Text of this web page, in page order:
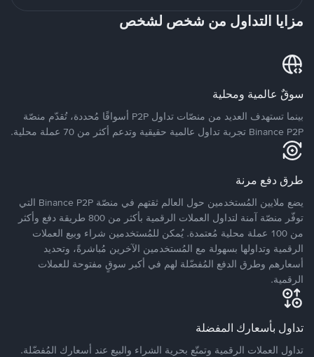
مزايا التداول من شخص لشخص
سوقٌ عالمية ومحلية
بينما تستهدف العديد من منصّات تداول P2P أسواقًا مُحددة، تُقدّم منصّة
Binance P2P تجربة تداول عالمية حقيقية وتدعم أكثر من 70 عملة محلية.
طرق دفع مرنة
يضع ملايين المُستخدمين حول العالم ثقتهم في منصّة Binance P2P التي
توفّر منصّة آمنة لتداول العملات الرقمية بأكثر من 800 طريقة دفع وأكثر
من 100 عملة محلية مُعتمدة. يُمكن للمُستخدمين شراء وبيع العملات
الرقمية وتداولها بسهولة مع المُستخدمين الآخرين مُباشرةً، وتحديد
أسعارهم وطرق الدفع المُفضّلة لهم في أكبر سوقٍ مفتوحة للعملات
الرقمية.
تداول بأسعارك المفضلة
تداول العملات الرقمية وتمتّع بحرية الشراء والبيع عند أسعارك المُفضّلة.